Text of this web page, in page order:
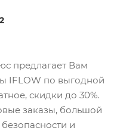
2
предлагает Вам
IFLOW по выгодной
скидки до 30%.
заказы, большой
и